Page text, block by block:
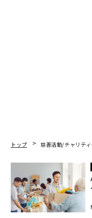
トップ 慈善活動/チャリテ